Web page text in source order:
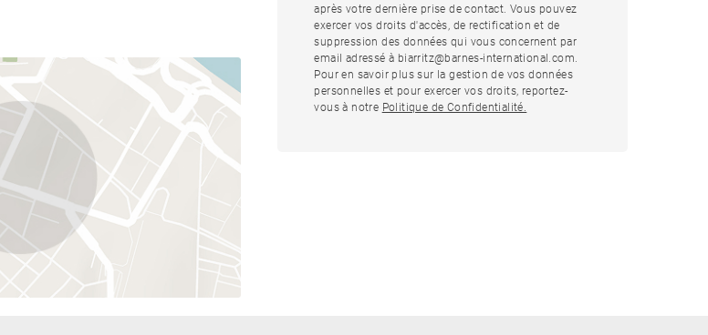
après votre dernière prise de contact. Vous pouvez
exercer vos droits d'accès, de rectification et de
suppression des données qui vous concernent par
email adressé à biarritz@barnes-international.com.
Pour en savoir plus sur la gestion de vos données
personnelles et pour exercer vos droits, reportez-
vous à notre Politique de Confidentialité.